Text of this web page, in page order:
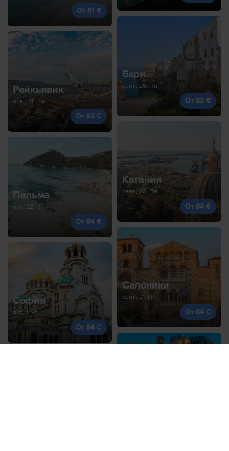
От 81 €
Рейкьявик
дек., 21, Пн
От 82 €
Бари
сент., 28, Пн
От 83 €
Пальма
окт., 22, Чт
От 84 €
Катания
сент., 28, Пн
От 84 €
София
окт., 1, Чт
От 84 €
Салоники
сент., 21, Пн
От 84 €